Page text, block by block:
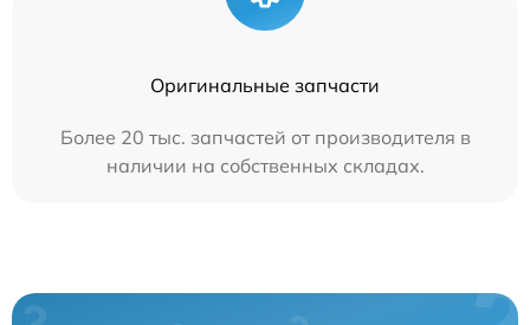
Оригинальные запчасти
Более 20 тыс. запчастей от производителя в
наличии на собственных складах.